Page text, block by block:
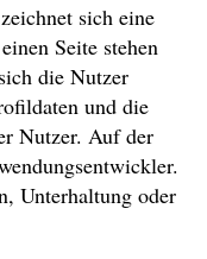
sich eine
Seite stehen
die Nutzer
und die
Nutzer. Auf der
Unterhaltung oder